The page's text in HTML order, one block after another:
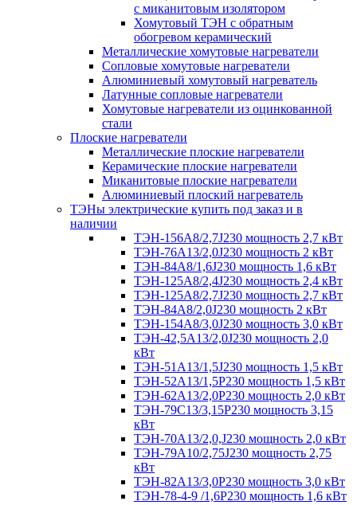
с миканитовым изолятором
Хомутовый ТЭН с обратным
обогревом керамический
Металлические хомутовые нагреватели
Сопловые хомутовые нагреватели
Алюминиевый хомутовый нагреватель
Латунные сопловые нагреватели
Хомутовые нагреватели из оцинкованной
стали
Плоские нагреватели
Металлические плоские нагреватели
Керамические плоские нагреватели
Миканитовые плоские нагреватели
Алюминиевый плоский нагреватель
ТЭНы электрические купить под заказ и в
наличии
ТЭН-156А8/2,7J230 мощность 2,7 кВт
ТЭН-76А13/2,0J230 мощность 2 кВт
ТЭН-84А8/1,6J230 мощность 1,6 кВт
ТЭН-125А8/2,4J230 мощность 2,4 кВт
ТЭН-125А8/2,7J230 мощность 2,7 кВт
ТЭН-84А8/2,0J230 мощность 2 кВт
ТЭН-154А8/3,0J230 мощность 3,0 кВт
ТЭН-42,5А13/2,0J230 мощность 2,0
кВт
ТЭН-51А13/1,5J230 мощность 1,5 кВт
ТЭН-52А13/1,5Р230 мощность 1,5 кВт
ТЭН-62А13/2,0Р230 мощность 2,0 кВт
ТЭН-79С13/3,15Р230 мощность 3,15
кВт
ТЭН-70А13/2,0,J230 мощность 2,0 кВт
ТЭН-79А10/2,75J230 мощность 2,75
кВт
ТЭН-82А13/3,0Р230 мощность 3,0 кВт
ТЭН-78-4-9 /1,6P230 мощность 1,6 кВт